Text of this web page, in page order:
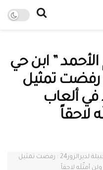
الأحمد ” ابن حي
لديرالزور24 : رفضت تمثيل
ألعاب
لاحقاً